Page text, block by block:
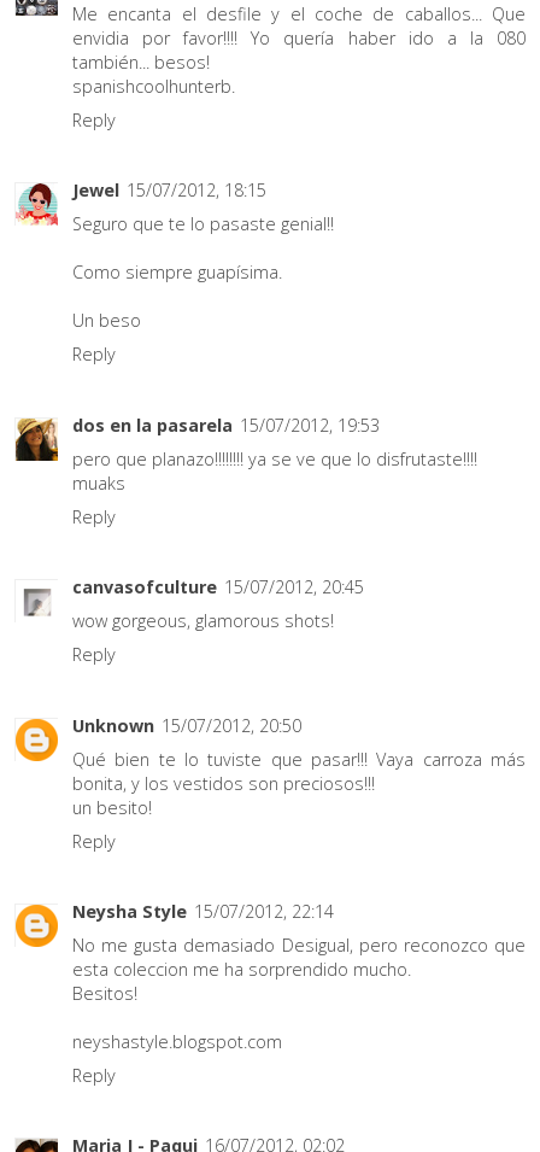
Me encanta el desfile y el coche de caballos... Que
envidia por favor!!!! Yo quería haber ido a la 080
también... besos!
spanishcoolhunterb.
Reply
Jewel 15/07/2012, 18:15
Seguro que te lo pasaste genial!!
Como siempre guapísima.
Un beso
Reply
dos en la pasarela 15/07/2012, 19:53
pero que planazo!!!!!!!! ya se ve que lo disfrutaste!!!!
muaks
Reply
canvasofculture 15/07/2012, 20:45
wow gorgeous, glamorous shots!
Reply
Unknown 15/07/2012, 20:50
Qué bien te lo tuviste que pasar!!! Vaya carroza más
bonita, y los vestidos son preciosos!!!
un besito!
Reply
Neysha Style 15/07/2012, 22:14
No me gusta demasiado Desigual, pero reconozco que
esta coleccion me ha sorprendido mucho.
Besitos!
neyshastyle.blogspot.com
Reply
Maria J - Paqui 16/07/2012, 02:02